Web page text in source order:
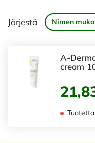
Järjestä Nimen
A-
cream